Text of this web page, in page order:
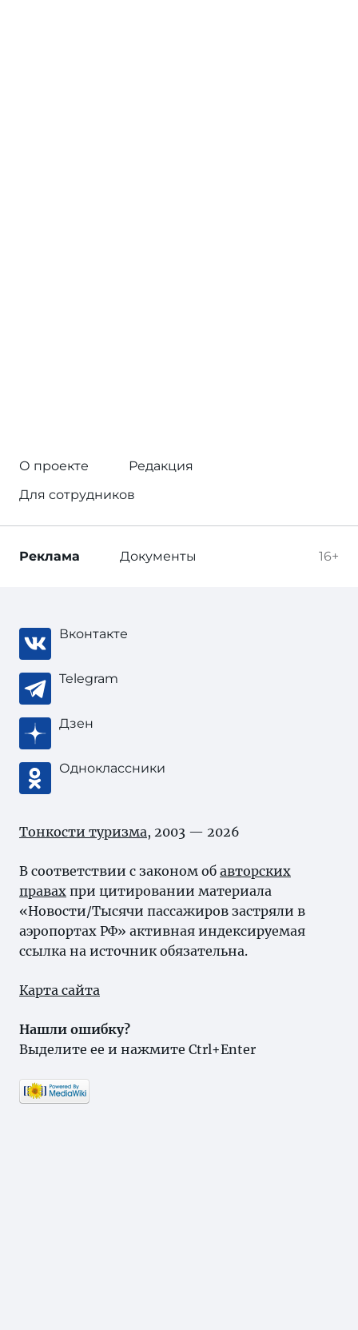
О проекте
Редакция
Для сотрудников
16+
Реклама Документы
Вконтакте
Telegram
Дзен
Одноклассники
Тонкости туризма, 2003 — 2026
В соответствии с законом об авторских
правах при цитировании материала
«Новости/Тысячи пассажиров застряли в
аэропортах РФ» активная индексируемая
ссылка на источник обязательна.
Карта сайта
Нашли ошибку?
Выделите ее и нажмите Ctrl+Enter